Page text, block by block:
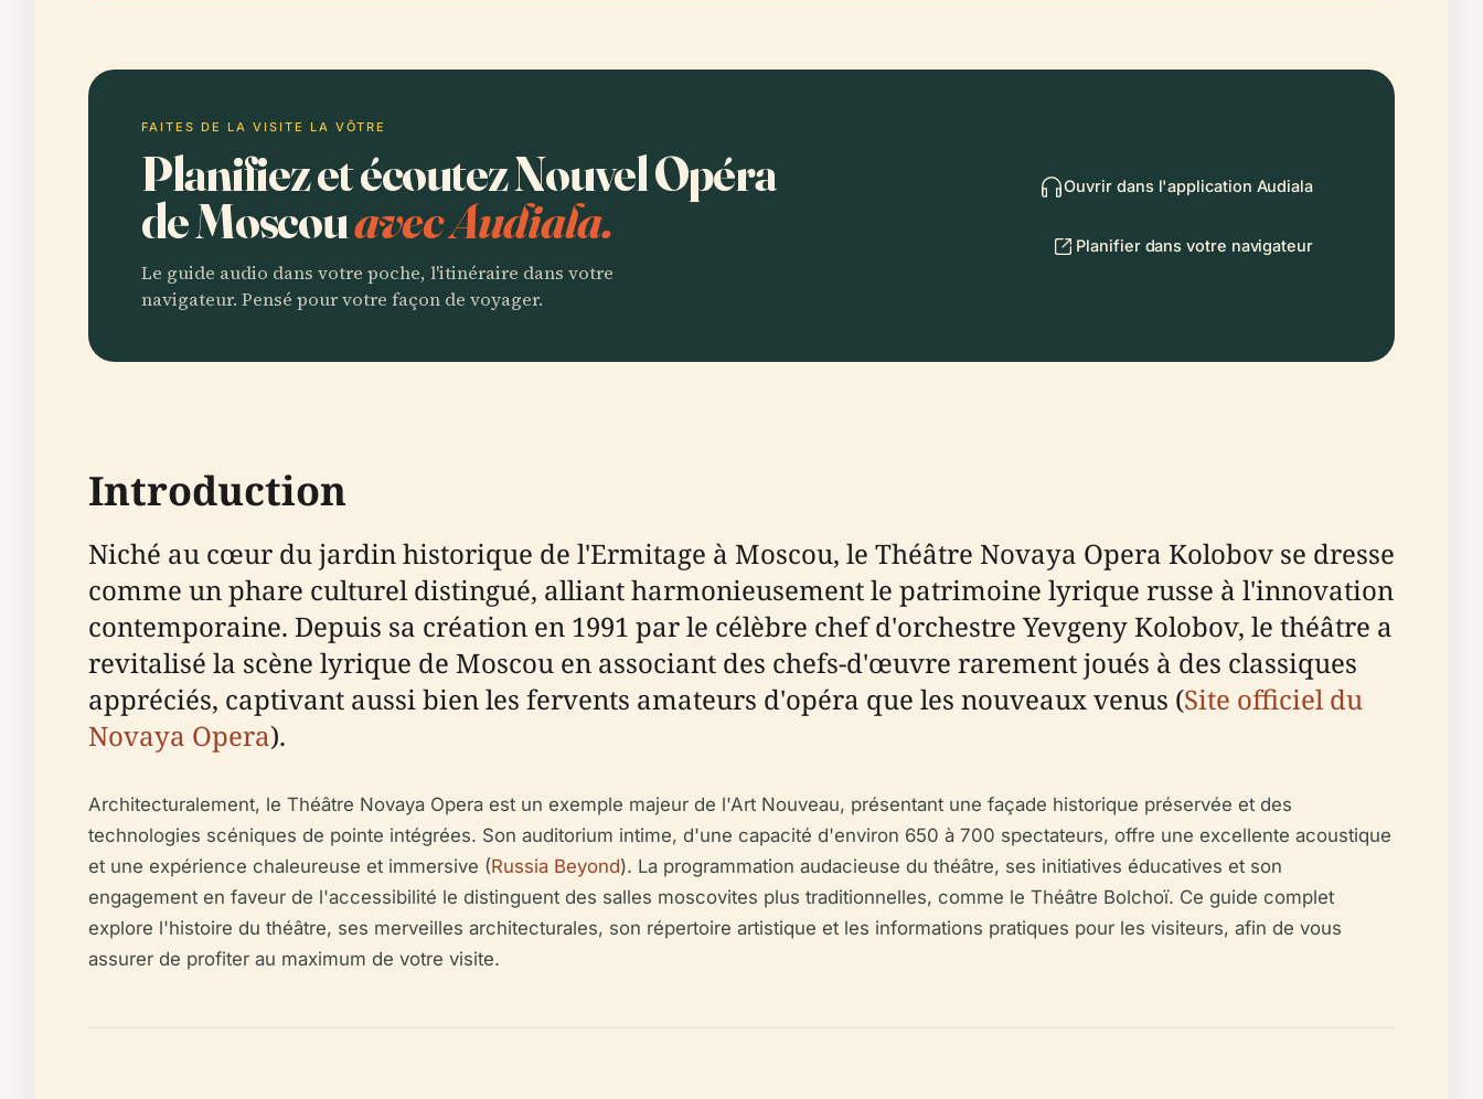
FAITES DE LA VISITE LA VÔTRE
Planifiez et écoutez Nouvel Opéra
de Moscouavec Audiala.
Le guide audio dans votre poche, l'itinéraire dans votre
navigateur. Pensé pour votre façon de voyager.
Ouvrir dans l'application Audiala
Planifier dans votre navigateur
Introduction
Niché au cœur du jardin historique de l'Ermitage à Moscou, le Théâtre Novaya Opera Kolobov se dresse
comme un phare culturel distingué, alliant harmonieusement le patrimoine lyrique russe à l'innovation
contemporaine. Depuis sa création en 1991 par le célèbre chef d'orchestre Yevgeny Kolobov, le théâtre a
revitalisé la scène lyrique de Moscou en associant des chefs-d'œuvre rarement joués à des classiques
appréciés, captivant aussi bien les fervents amateurs d'opéra que les nouveaux venus (Site officiel du
Novaya Opera).
Architecturalement, le Théâtre Novaya Opera est un exemple majeur de l'Art Nouveau, présentant une façade historique préservée et des
technologies scéniques de pointe intégrées. Son auditorium intime, d'une capacité d'environ 650 à 700 spectateurs, offre une excellente acoustique
et une expérience chaleureuse et immersive (Russia Beyond). La programmation audacieuse du théâtre, ses initiatives éducatives et son
engagement en faveur de l'accessibilité le distinguent des salles moscovites plus traditionnelles, comme le Théâtre Bolchoï. Ce guide complet
explore l'histoire du théâtre, ses merveilles architecturales, son répertoire artistique et les informations pratiques pour les visiteurs, afin de vous
assurer de profiter au maximum de votre visite.